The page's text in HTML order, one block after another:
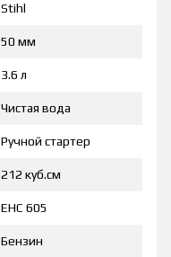
Stihl
50 мм
3.6 л
Чистая вода
Ручной стартер
212 куб.см
EHC 605
Бензин